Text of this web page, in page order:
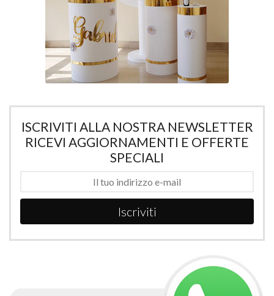
ISCRIVITI ALLA NOSTRA NEWSLETTER
RICEVI AGGIORNAMENTI E OFFERTE
SPECIALI
Iscriviti